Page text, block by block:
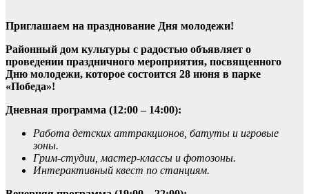
Приглашаем на празднование Дня молодежи!
Районный дом культуры с радостью объявляет о
проведении праздничного мероприятия, посвященного
Дню молодежи, которое состоится 28 июня в парке
«Победа»!
Дневная программа (12:00 – 14:00):
Работа детских аттракционов, батуты и игровые
зоны.
Грим-студии, мастер-классы и фотозоны.
Интерактивный квест по станциям.